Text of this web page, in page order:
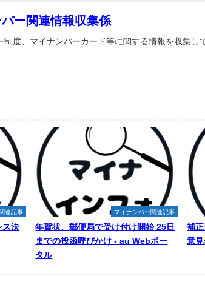
ー関連情報収集係
制度、マイナンバーカード等に関する情報を収集し
連記事
ス決
マイナンバー関連記事
年賀状、郵便局で受け付け開始 25日
までの投函呼びかけ - au Webポー
タル
補
意